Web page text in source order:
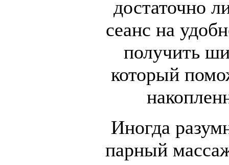
достаточно
сеанс на
получить
который
Иногда
парный